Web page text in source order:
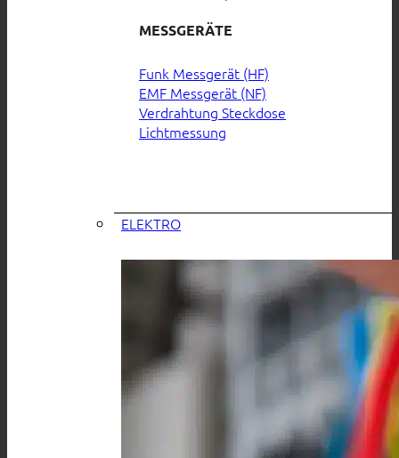
MESSGERÄTE
Funk Messgerät (HF)
EMF Messgerät (NF)
Verdrahtung Steckdose
Lichtmessung
ELEKTRO